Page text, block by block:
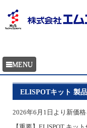
ELISPOTキット 製
2026年6月1日より新価格